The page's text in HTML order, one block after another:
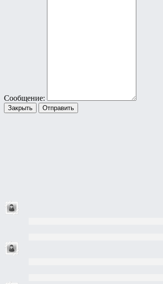
Сообщение:
Закрыть Отправить